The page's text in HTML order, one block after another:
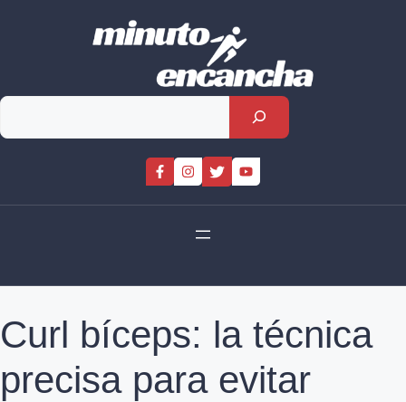
Rechercher
Curl bíceps: la técnica
precisa para evitar